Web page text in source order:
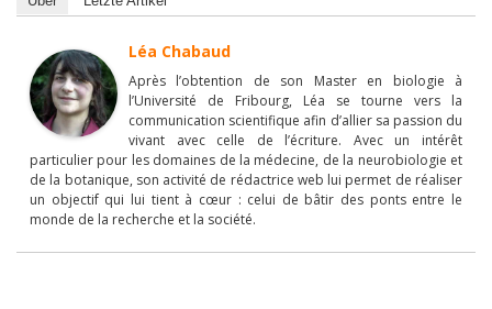
Léa Chabaud
Après l’obtention de son Master en biologie à
l’Université de Fribourg, Léa se tourne vers la
communication scientifique afin d’allier sa passion du
vivant avec celle de l’écriture. Avec un intérêt
particulier pour les domaines de la médecine, de la neurobiologie et
de la botanique, son activité de rédactrice web lui permet de réaliser
un objectif qui lui tient à cœur : celui de bâtir des ponts entre le
monde de la recherche et la société.